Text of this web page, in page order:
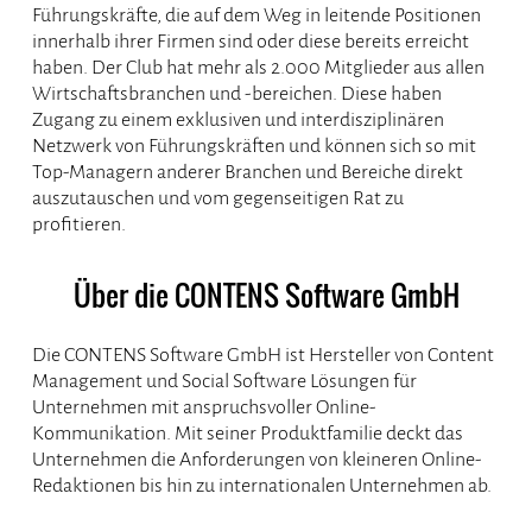
Führungskräfte, die auf dem Weg in leitende Positionen
innerhalb ihrer Firmen sind oder diese bereits erreicht
haben. Der Club hat mehr als 2.000 Mitglieder aus allen
Wirtschaftsbranchen und -bereichen. Diese haben
Zugang zu einem exklusiven und interdisziplinären
Netzwerk von Führungskräften und können sich so mit
Top-Managern anderer Branchen und Bereiche direkt
auszutauschen und vom gegenseitigen Rat zu
profitieren.
Über die CONTENS Software GmbH
Die CONTENS Software GmbH ist Hersteller von Content
Management und Social Software Lösungen für
Unternehmen mit anspruchsvoller Online-
Kommunikation. Mit seiner Produktfamilie deckt das
Unternehmen die Anforderungen von kleineren Online-
Redaktionen bis hin zu internationalen Unternehmen ab.